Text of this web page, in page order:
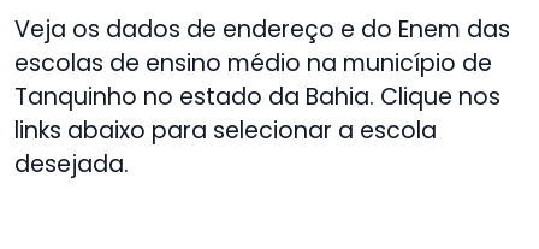
Veja os dados de endereço e do Enem das
escolas de ensino médio na município de
Tanquinho no estado da Bahia. Clique nos
links abaixo para selecionar a escola
desejada.